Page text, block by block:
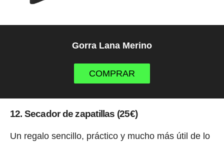
Gorra Lana Merino
COMPRAR
12. Secador de zapatillas (25€)
Un regalo sencillo, práctico y mucho más útil de lo